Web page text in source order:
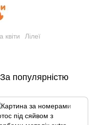
квіти Лілеї
За популярністю